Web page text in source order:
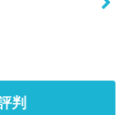
判